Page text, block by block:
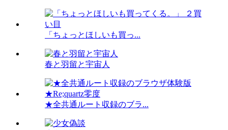
「ちょっとほしいも買っ...
春と羽留と宇宙人
★全共通ルート収録のブラ...